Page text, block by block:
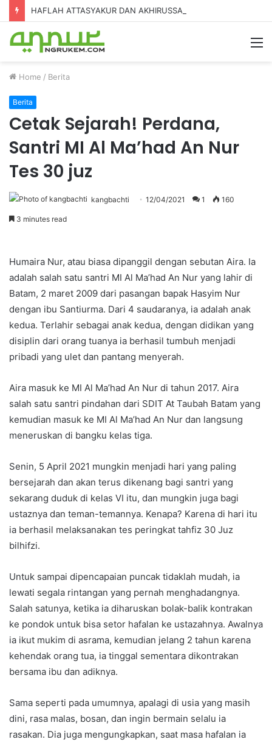
Home / Berita
Berita
Cetak Sejarah! Perdana,
Santri MI Al Ma’had An Nur
Tes 30 juz
kangbachti 12/04/2021 1 160
3 minutes read
Humaira Nur, atau biasa dipanggil dengan sebutan Aira. Ia
adalah salah satu santri MI Al Ma’had An Nur yang lahir di
Batam, 2 maret 2009 dari pasangan bapak Hasyim Nur
dengan ibu Santiurma. Dari 4 saudaranya, ia adalah anak
kedua. Terlahir sebagai anak kedua, dengan didikan yang
disiplin dari orang tuanya ia berhasil tumbuh menjadi
pribadi yang ulet dan pantang menyerah.
Aira masuk ke MI Al Ma’had An Nur di tahun 2017. Aira
salah satu santri pindahan dari SDIT At Taubah Batam yang
kemudian masuk ke MI Al Ma’had An Nur dan langsung
meneruskan di bangku kelas tiga.
Senin, 5 April 2021 mungkin menjadi hari yang paling
bersejarah dan akan terus dikenang bagi santri yang
sekarang duduk di kelas VI itu, dan mungkin juga bagi
ustaznya dan teman-temannya. Kenapa? Karena di hari itu
ia berhasil melaksanakan tes peringkat tahfiz 30 Juz
bilhifzi.
Untuk sampai dipencapaian puncak tidaklah mudah, ia
lewati segala rintangan yang pernah menghadangnya.
Salah satunya, ketika ia diharuskan bolak-balik kontrakan
ke pondok untuk bisa setor hafalan ke ustazahnya. Awalnya
ia ikut mukim di asrama, kemudian jelang 2 tahun karena
kehendak orang tua, ia tinggal sementara dikontrakan
bersama ibu dan adiknya.
Sama seperti pada umumnya, apalagi di usia yang masih
dini, rasa malas, bosan, dan ingin bermain selalu ia
rasakan. Dia juga mengungkapkan, saat masa hafalan ia